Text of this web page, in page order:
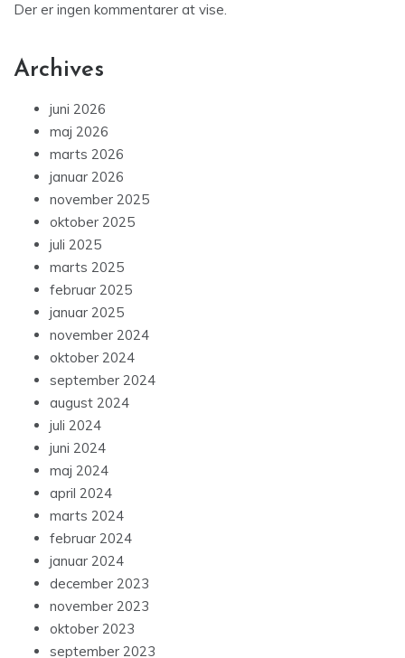
Der er ingen kommentarer at vise.
Archives
juni 2026
maj 2026
marts 2026
januar 2026
november 2025
oktober 2025
juli 2025
marts 2025
februar 2025
januar 2025
november 2024
oktober 2024
september 2024
august 2024
juli 2024
juni 2024
maj 2024
april 2024
marts 2024
februar 2024
januar 2024
december 2023
november 2023
oktober 2023
september 2023